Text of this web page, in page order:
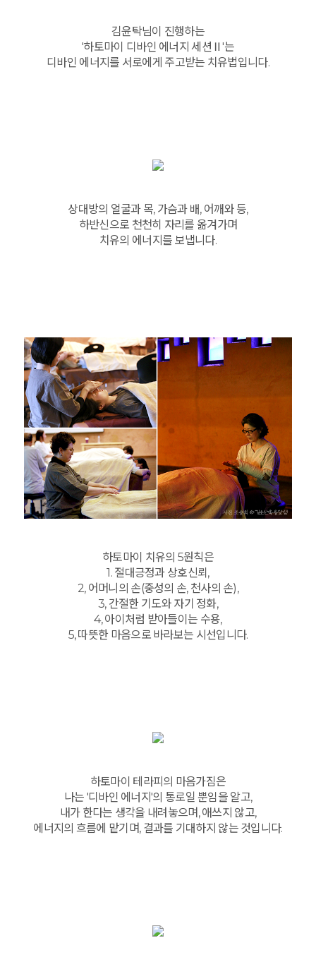
김윤탁님이 진행하는
'하토마이 디바인 에너지 세션Ⅱ'는
디바인 에너지를 서로에게 주고받는 치유법입니다.
상대방의 얼굴과 목, 가슴과 배, 어깨와 등,
하반신으로 천천히 자리를 옮겨가며
치유의 에너지를 보냅니다.
하토마이 치유의 5원칙은
1. 절대긍정과 상호신뢰,
2, 어머니의 손(중성의 손, 천사의 손),
3, 간절한 기도와 자기 정화,
4, 아이처럼 받아들이는 수용,
5, 따뜻한 마음으로 바라보는 시선입니다.
하토마이 테라피의 마음가짐은
나는 '디바인 에너지'의 통로일 뿐임을 알고,
내가 한다는 생각을 내려놓으며, 애쓰지 않고,
에너지의 흐름에 맡기며, 결과를 기대하지 않는 것입니다.